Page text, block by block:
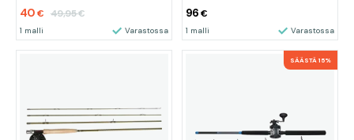
40€ 49,95€
1 malli Varastossa
96€
1 malli Varastossa
SÄÄSTÄ 15%